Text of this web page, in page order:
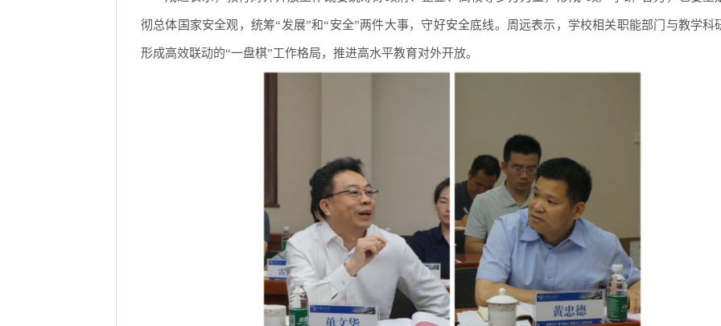
彻总体国家安全观，统筹“发展”和“安全”两件大事，守好安全底线。周远表示，学校相关职能部门与教学科
形成高效联动的“一盘棋”工作格局，推进高水平教育对外开放。